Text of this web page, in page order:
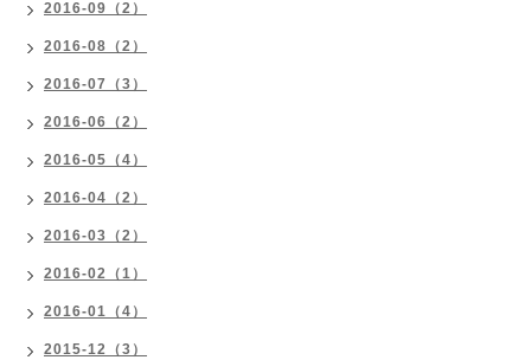
2016-09（2）
2016-08（2）
2016-07（3）
2016-06（2）
2016-05（4）
2016-04（2）
2016-03（2）
2016-02（1）
2016-01（4）
2015-12（3）